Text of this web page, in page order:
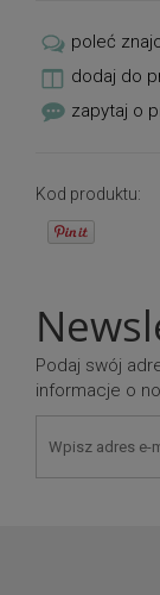
poleć
dodaj do
zapytaj o
Kod produktu:
Podaj swój
informacje o